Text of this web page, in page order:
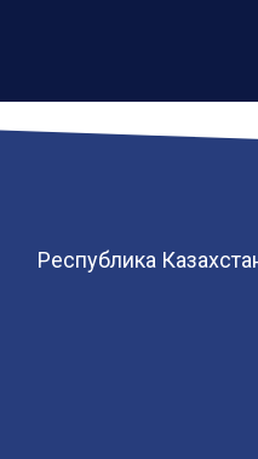
Республика